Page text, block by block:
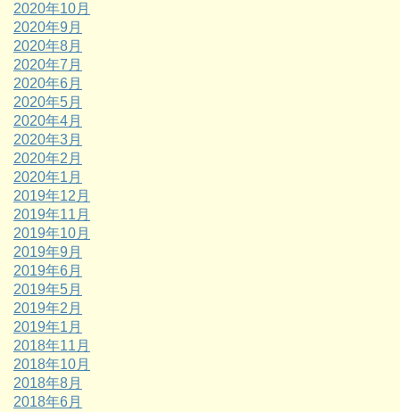
2020年10月
2020年9月
2020年8月
2020年7月
2020年6月
2020年5月
2020年4月
2020年3月
2020年2月
2020年1月
2019年12月
2019年11月
2019年10月
2019年9月
2019年6月
2019年5月
2019年2月
2019年1月
2018年11月
2018年10月
2018年8月
2018年6月